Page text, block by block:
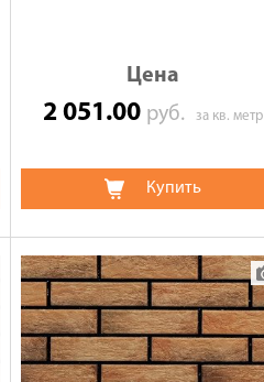
Цена
2 051.00 руб.за кв. метр
Купить